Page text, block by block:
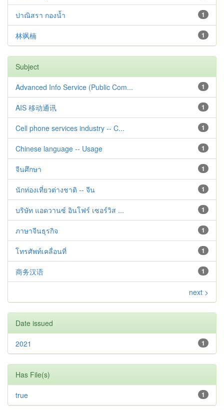
1
ปาณิสรา กองน้ำ
1
林飒楠
Subject
1
Advanced Info Service (Public Com...
1
AIS 移动通讯
1
Cell phone services industry -- C...
1
Chinese language -- Usage
1
จีนศึกษา
1
นักท่องเที่ยวต่างชาติ -- จีน
1
บริษัท แอดวานซ์ อินโฟร์ เซอร์วิส ...
1
ภาษาจีนธุรกิจ
1
โทรศัพท์เคลื่อนที่
1
商务汉语
next >
Date issued
1
2021
Has File(s)
1
true